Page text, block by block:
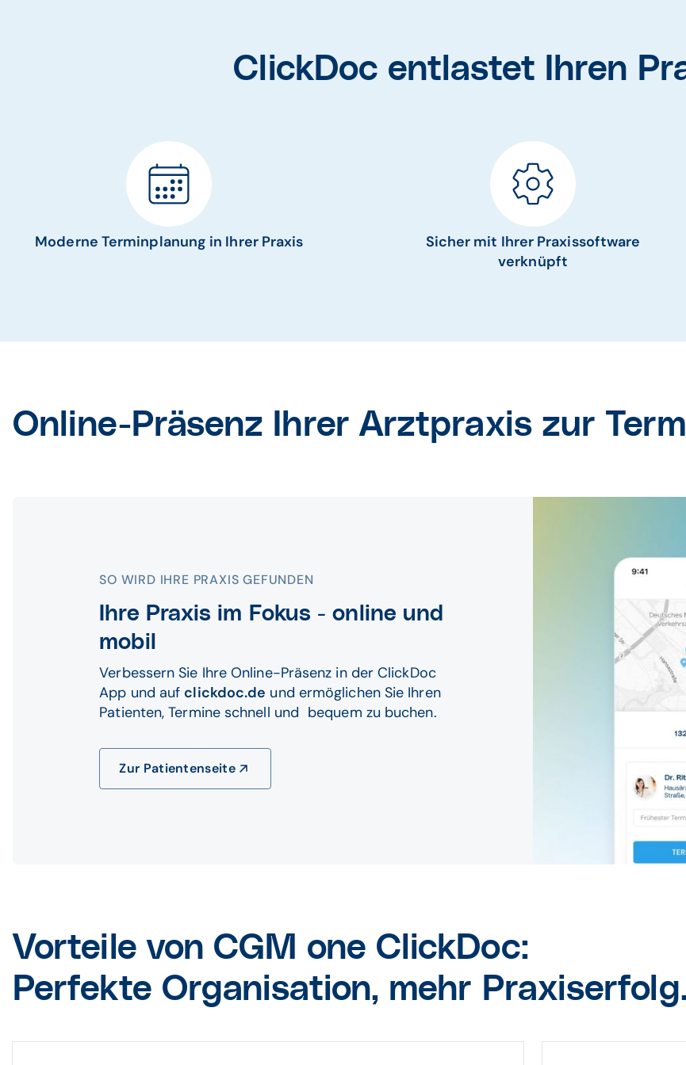
ClickDoc entlastet Ihren
Moderne Terminplanung in Ihrer Praxis
Sicher mit Ihrer Praxissoftware
verknüpft
Online-Präsenz Ihrer Arztpraxis zur
SO WIRD IHRE PRAXIS GEFUNDEN
Ihre Praxis im Fokus - online und
mobil
Verbessern Sie Ihre Online-Präsenz in der ClickDoc
App und auf clickdoc.de und ermöglichen Sie Ihren
Patienten, Termine schnell und bequem zu buchen.
Zur Patientenseite
Vorteile von CGM one ClickDoc:
Perfekte Organisation, mehr